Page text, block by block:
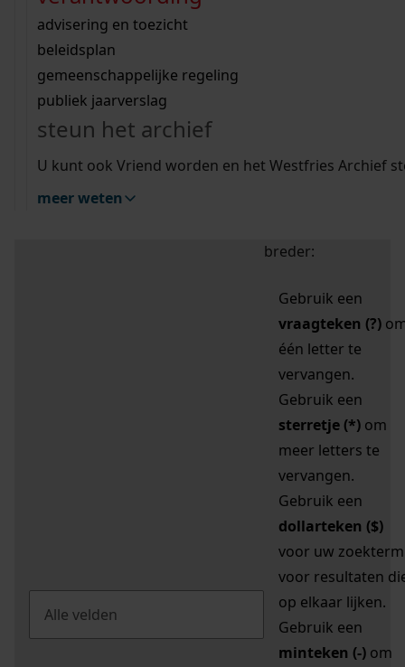
bouwvergunningen
omgevingsvergunningen
vergunningen
beeld en geluid
uitleg nodig?
Wij helpen u op weg met een aantal zoektips.
bekijk alle zoektips
Wij helpen u op weg met een aantal zoektips.
bekijk alle zoektips
bekijk ons geschiedenislokaal
advisering en toezicht
beleidsplan
gemeenschappelijke regeling
publiek jaarverslag
steun het archief
U kunt ook Vriend worden en het Westfries Archief
meer weten
zoektips
Mijn Studiezaal (inloggen)
uw zoekopdracht te
breder:
Gebruik een
vraagteken (?)
één letter te
vervangen.
Gebruik een
sterretje (*) om
meer letters te
vervangen.
Gebruik een
dollarteken ($)
voor uw zoekterm
voor resultaten
op elkaar lijken.
Gebruik een
minteken (-) om